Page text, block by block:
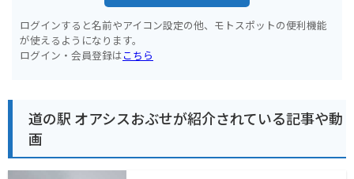
ログインすると名前やアイコン設定の他、モトスポットの便利機能
が使えるようになります。
ログイン・会員登録はこちら
道の駅 オアシスおぶせが紹介されている記事や動
画